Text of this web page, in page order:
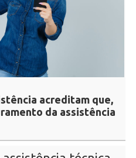
acreditam que,
da assistência